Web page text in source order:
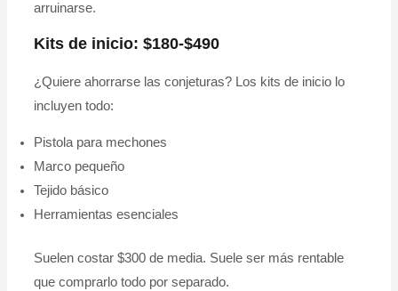
arruinarse.
Kits de inicio: $180-$490
¿Quiere ahorrarse las conjeturas? Los kits de inicio lo
incluyen todo:
Pistola para mechones
Marco pequeño
Tejido básico
Herramientas esenciales
Suelen costar $300 de media. Suele ser más rentable
que comprarlo todo por separado.